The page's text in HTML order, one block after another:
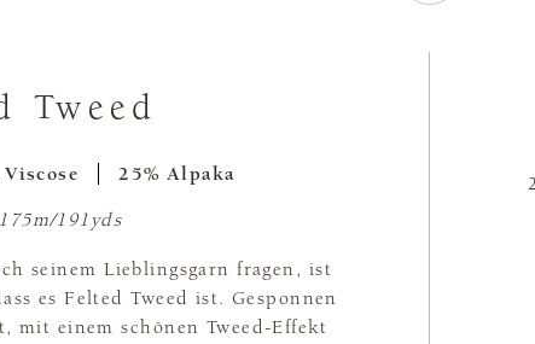
Tweed
Viscose 25% Alpaka
175m/191yds
seinem Lieblingsgarn fragen, ist
es Felted Tweed ist. Gesponnen
mit einem schönen Tweed-Effekt